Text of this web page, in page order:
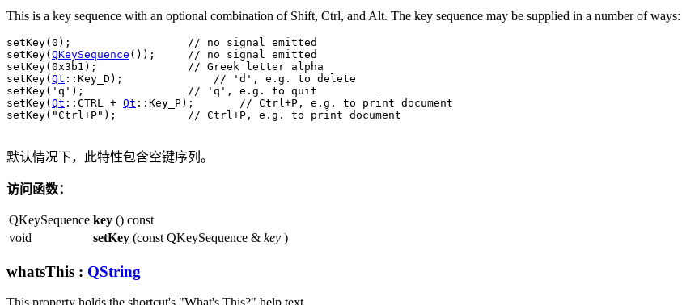
This is a key sequence with an optional combination of Shift, Ctrl, and Alt. The key sequence may be supplied in a number of ways:
setKey( 0 );
// no signal emitted
setKey( QKeySequence ());
// no signal emitted
setKey( 0x3b1 );
// Greek letter alpha
setKey( Qt :: Key_D);
// 'd', e.g. to delete
setKey( 'q' );
// 'q', e.g. to quit
setKey( Qt :: CTRL + Qt :: Key_P);
// Ctrl+P, e.g. to print document
setKey( "Ctrl+P" ); // Ctrl+P, e.g. to print document
默认情况下，此特性包含空键序列。
访问函数：
QKeySequence key () const
void
setKey (const QKeySequence & key )
whatsThis : QString